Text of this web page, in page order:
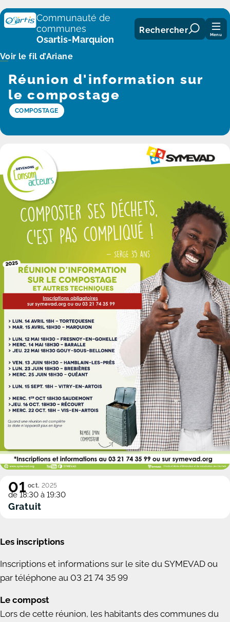
Panneau de gestion des cookies
Communauté de
communes
Osartis-Marquion
Rechercher Menu
Voir le fil d’Ariane
Réunion d'information sur
le compostage
COMPOSTAGE
01 oct. 2025
de 18:30 à 19:30
Gratuit
Les inscriptions
Inscriptions et informations sur le site du SYMEVAD ou
par téléphone au 03 21 74 35 99
Le compost
Lors de cette réunion, les habitants des communes du